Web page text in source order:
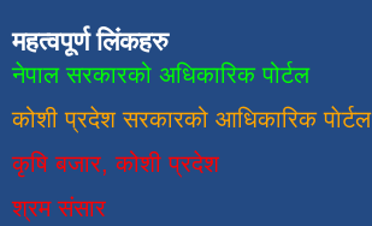
महत्वपूर्ण लिंकहरु
नेपाल सरकारको अधिकारिक पोर्टल
कोशी प्रदेश सरकारको आधिकारिकपाेर्टल
कृषि बजार, कोशी प्रदेश
श्रम संसार